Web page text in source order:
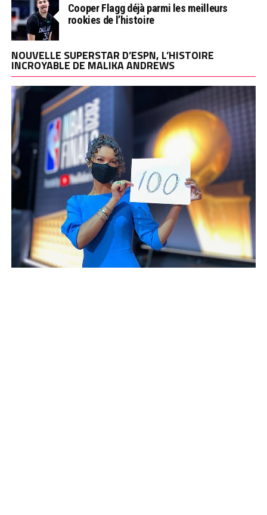
Cooper Flagg déjà parmi les meilleurs
rookies de l’histoire
NOUVELLE SUPERSTAR D’ESPN, L’HISTOIRE
INCROYABLE DE MALIKA ANDREWS